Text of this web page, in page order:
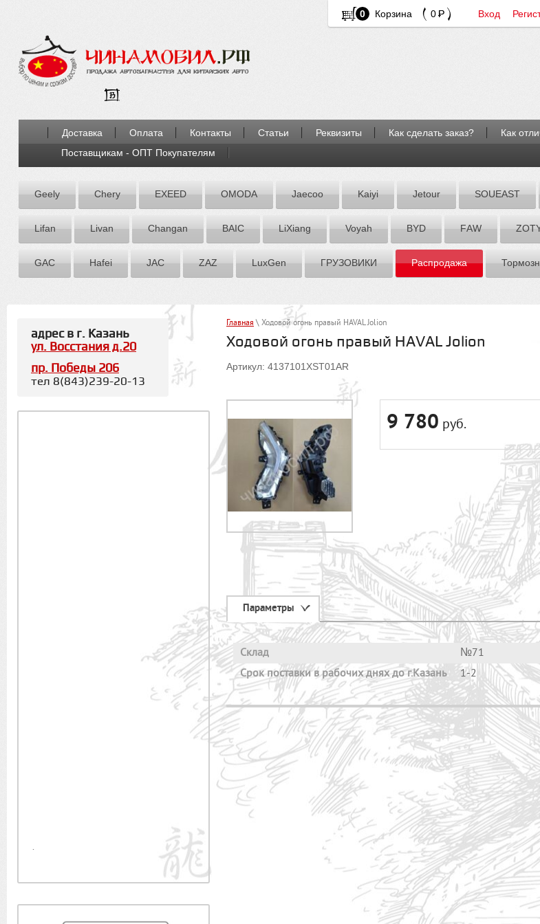
0 Корзина 0 Вход
Доставка Оплата Контакты Статьи Реквизиты Как сделать заказ?
Как
Поставщикам - ОПТ Покупателям
Geely Chery EXEED OMODA Jaecoo Kaiyi Jetour SOUEAST
Lifan Livan Chаngаn BAIC LiXiang Voyah BYD FАW
GAC Hafei JAC ZАZ LuxGen ГРУЗОВИКИ Распродажа
Главная \ Ходовой огонь правый HAVAL Jolion
Ходовой огонь правый HAVAL Jolion
Артикул: 4137101XST01AR
9 780 руб.
Параметры
Склад
№71
Cрок поставки в рабочих днях до г.Казань
1-2
адрес в г. Казань
ул. Восстания д.20
пр. Победы 206
тел 8(843)239-20-13
.